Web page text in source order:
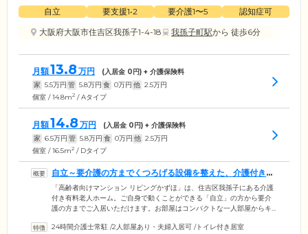
自立 要支援1•2 要介護1〜5
認知症可
大阪府大阪市住吉区我孫子1-4-18
我孫子町駅から 徒歩6分
月額13.8 万円 (入居金 0円) + 介護保険料
家 5.5万円 管 5.8万円 食 0万円 他 2.5万円
個室 / 14.8m2 / Aタイプ
月額14.8 万円 (入居金 0円) + 介護保険料
家 6.5万円 管 5.8万円 食 0万円 他 2.5万円
個室 / 16.5m2 / Dタイプ
自立～要介護の方までくつろげる設備を整えた、介護付き有
料老人ホームです
「高齢者向けマンション リビングかずほ」は、住吉区我孫子にある介護
付き有料老人ホーム。ご自身で動くことができる「自立」の方から要介
護の方までご入居いただけます。お部屋はコンパクトな一人部屋からキ
完備しました。共用部分の、広々とした吹き抜けのリビングにはソファ
24時間介護士常駐 /2人部屋あり・夫婦入居可 /トイレ付き居室